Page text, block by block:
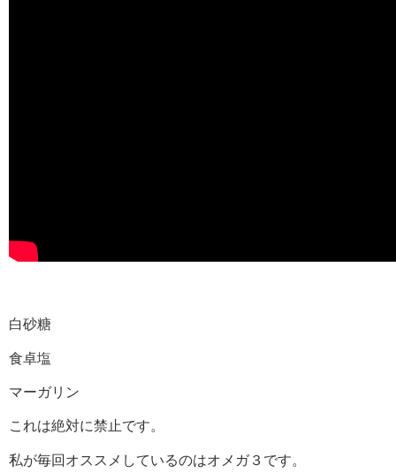
白砂糖
食卓塩
マーガリン
これは絶対に禁止です。
私が毎回オススメしているのはオメガ３です。